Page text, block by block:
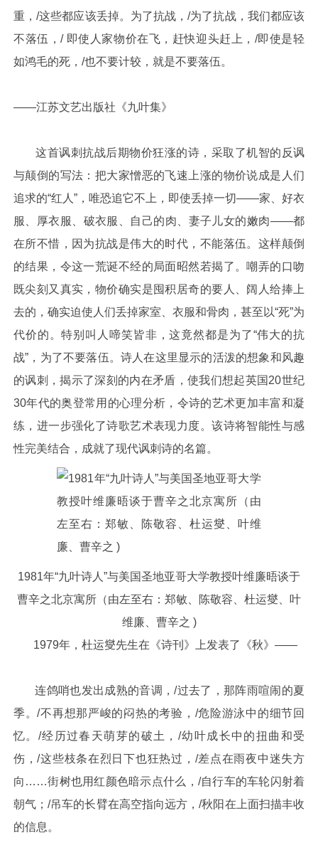
重，/这些都应该丢掉。为了抗战，/为了抗战，我们都应该
不落伍，/ 即使人家物价在飞，赶快迎头赶上，/即使是轻
如鸿毛的死，/也不要计较，就是不要落伍。
——江苏文艺出版社《九叶集》
这首讽刺抗战后期物价狂涨的诗，采取了机智的反讽
与颠倒的写法：把大家憎恶的飞速上涨的物价说成是人们
追求的“红人”，唯恐追它不上，即使丢掉一切——家、好衣
服、厚衣服、破衣服、自己的肉、妻子儿女的嫩肉——都
在所不惜，因为抗战是伟大的时代，不能落伍。这样颠倒
的结果，令这一荒诞不经的局面昭然若揭了。嘲弄的口吻
既尖刻又真实，物价确实是囤积居奇的要人、阔人给捧上
去的，确实迫使人们丢掉家室、衣服和骨肉，甚至以“死”为
代价的。特别叫人啼笑皆非，这竟然都是为了“伟大的抗
战”，为了不要落伍。诗人在这里显示的活泼的想象和风趣
的讽刺，揭示了深刻的内在矛盾，使我们想起英国20世纪
30年代的奥登常用的心理分析，令诗的艺术更加丰富和凝
练，进一步强化了诗歌艺术表现力度。该诗将智能性与感
性完美结合，成就了现代讽刺诗的名篇。
1981年“九叶诗人”与美国圣地亚哥大学教授叶维廉晤谈于
曹辛之北京寓所（由左至右：郑敏、陈敬容、杜运燮、叶
维廉、曹辛之 )
1979年，杜运燮先生在《诗刊》上发表了《秋》——
连鸽哨也发出成熟的音调，/过去了，那阵雨喧闹的夏
季。/不再想那严峻的闷热的考验，/危险游泳中的细节回
忆。/经历过春天萌芽的破土，/幼叶成长中的扭曲和受
伤，/这些枝条在烈日下也狂热过，/差点在雨夜中迷失方
向……街树也用红颜色暗示点什么，/自行车的车轮闪射着
朝气；/吊车的长臂在高空指向远方，/秋阳在上面扫描丰收
的信息。